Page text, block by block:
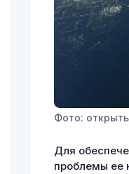
Фото:
Для
проблемы ее